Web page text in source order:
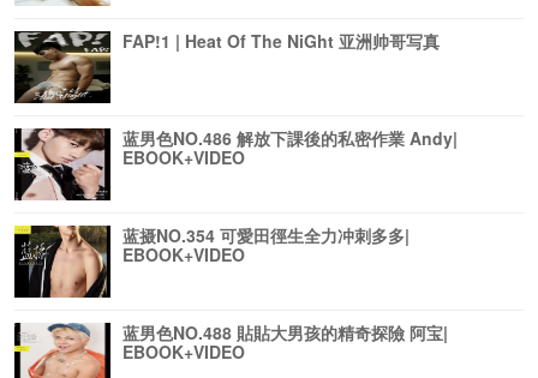
FAP!1 | Heat Of The NiGht 亚洲帅哥写真
蓝男色NO.486 解放下課後的私密作業 Andy|
EBOOK+VIDEO
蓝摄NO.354 可愛田徑生全力冲刺多多|
EBOOK+VIDEO
蓝男色NO.488 貼貼大男孩的精奇探險 阿宝|
EBOOK+VIDEO